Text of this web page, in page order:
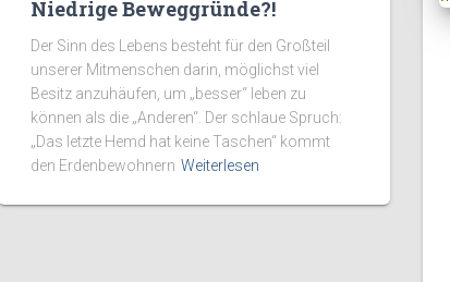
Niedrige Beweggründe?!
Der Sinn des Lebens besteht für den Großteil
unserer Mitmenschen darin, möglichst viel
Besitz anzuhäufen, um „besser“ leben zu
können als die „Anderen“. Der schlaue Spruch:
„Das letzte Hemd hat keine Taschen“ kommt
den Erdenbewohnern Weiterlesen